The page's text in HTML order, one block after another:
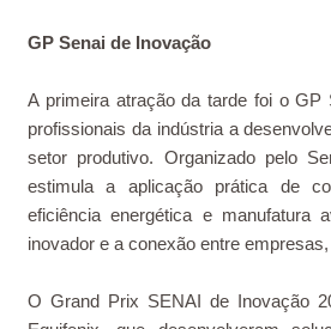
GP Senai de Inovação
A primeira atração da tarde foi o GP
profissionais da indústria a
setor produtivo. Organizado pelo
estimula a aplicação prática de
eficiência energética e manufatura
inovador e a conexão entre
O Grand Prix SENAI de Inovação